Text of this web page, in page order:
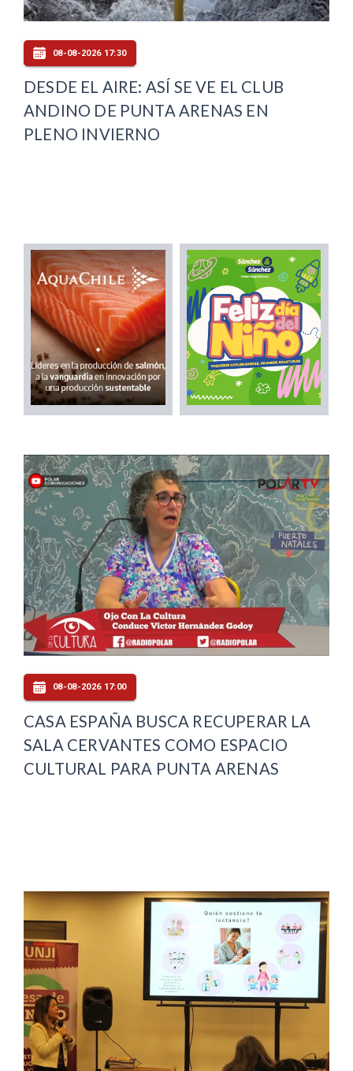
08-08-2026 17:30
DESDE EL AIRE: ASÍ SE VE EL CLUB
ANDINO DE PUNTA ARENAS EN
PLENO INVIERNO
08-08-2026 17:00
CASA ESPAÑA BUSCA RECUPERAR LA
SALA CERVANTES COMO ESPACIO
CULTURAL PARA PUNTA ARENAS